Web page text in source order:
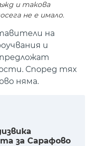
и такова
не е имало.
на
и
Според тях
няма.
за Сарафово